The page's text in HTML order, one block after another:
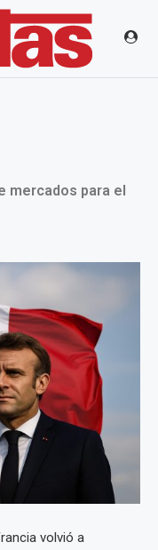
mercados para el
volvió a